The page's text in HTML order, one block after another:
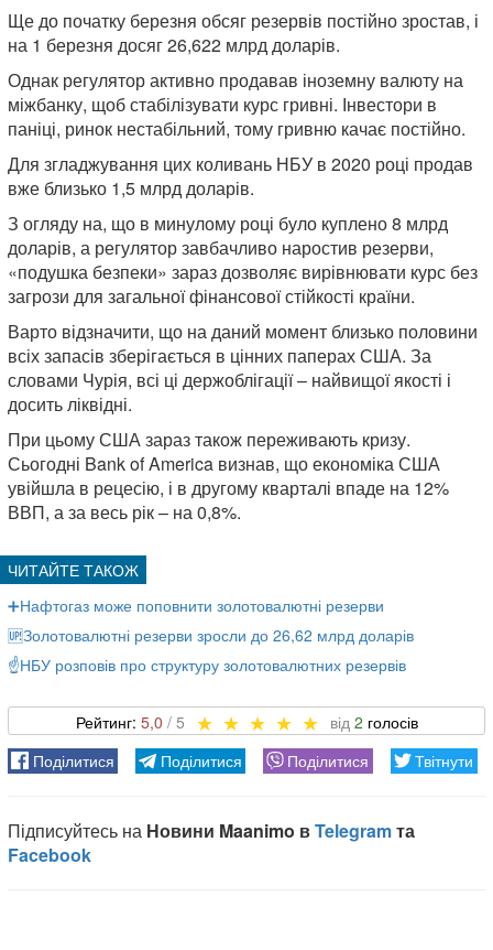
Ще до початку березня обсяг резервів постійно зростав, і
на 1 березня досяг 26,622 млрд доларів.
Однак регулятор активно продавав іноземну валюту на
міжбанку, щоб стабілізувати курс гривні. Інвестори в
паніці, ринок нестабільний, тому гривню качає постійно.
Для згладжування цих коливань НБУ в 2020 році продав
вже близько 1,5 млрд доларів.
З огляду на, що в минулому році було куплено 8 млрд
доларів, а регулятор завбачливо наростив резерви,
«подушка безпеки» зараз дозволяє вирівнювати курс без
загрози для загальної фінансової стійкості країни.
Варто відзначити, що на даний момент близько половини
всіх запасів зберігається в цінних паперах США. За
словами Чурія, всі ці держоблігації – найвищої якості і
досить ліквідні.
При цьому США зараз також переживають кризу.
Сьогодні Bank of America визнав, що економіка США
увійшла в рецесію, і в другому кварталі впаде на 12%
ВВП, а за весь рік – на 0,8%.
➕Нафтогаз може поповнити золотовалютні резерви
🆙Золотовалютні резерви зросли до 26,62 млрд доларів
☝️НБУ розповів про структуру золотовалютних резервів
5,0 2